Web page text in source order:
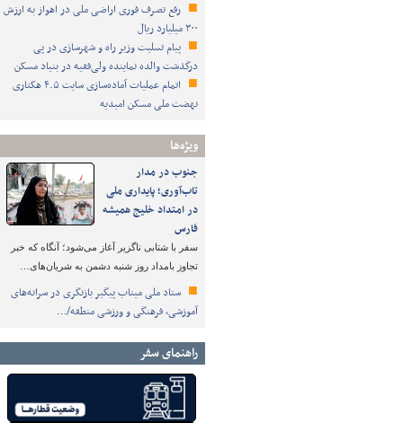
رفع تصرف فوری اراضی ملی در اهواز به ارزش
۳۰۰ میلیارد ریال
پیام تسلیت وزیر راه و شهرسازی در پی
درگذشت والده نماینده ولی‌فقیه در بنیاد مسکن
اتمام عملیات آماده‌سازی سایت ۴.۵ هکتاری
نهضت ملی مسکن امیدیه
ویژه‌ها
جنوب در مدار
تاب‌آوری؛ پایداری ملی
در امتداد خلیج همیشه
فارس
سفر با شتابی ناگزیر آغاز می‌شود؛ آنگاه که خبر
تجاوز بامداد روز شنبه دشمن به شریان‌های…
ستاد ملی میناب پیگیر بازنگری در سرانه‌های
آموزشی، فرهنگی و ورزشی منطقه/…
راهنمای سفر